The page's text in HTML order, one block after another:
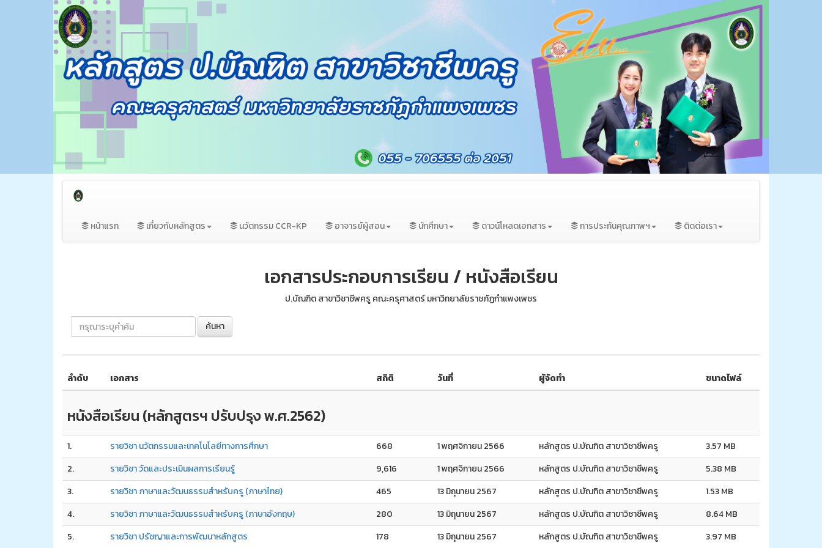
หน้าแรก เกี่ยวกับหลักสูตร นวัตกรรม CCR-KP อาจารย์ผู้สอน นักศึกษา ดาวน์โหลดเอกสาร การประกันคุณภาพฯ ติดต่อเรา
เอกสารประกอบการเรียน / หนังสือเรียน
ป.บัณฑิต สาขาวิชาชีพครู คณะครุศาสตร์ มหาวิทยาลัยราชภัฏกำแพงเพชร
ค้นหา
ลำดับ เอกสาร สถิติ วันที่ ผู้จัดทำ ขนาดไฟล์
หนังสือเรียน (หลักสูตรฯ ปรับปรุง พ.ศ.2562)
1. รายวิชา นวัตกรรมและเทคโนโลยีทางการศึกษา 668 1 พฤศจิกายน 2566 หลักสูตร ป.บัณฑิต สาขาวิชาชีพครู
3.57 MB
2.
รายวิชา วัดและประเมินผลการเรียนรู้ 9,616 1 พฤศจิกายน 2566 หลักสูตร ป.บัณฑิต สาขาวิชาชีพครู
5.38 MB
3.
รายวิชา ภาษาและวัฒนธรรมสำหรับครู (ภาษาไทย) 465 13 มิถุนายน 2567 หลักสูตร ป.บัณฑิต สาขาวิชาชีพครู
1.53 MB
4.
รายวิชา ภาษาและวัฒนธรรมสำหรับครู (ภาษาอังกฤษ) 280 13 มิถุนายน 2567 หลักสูตร ป.บัณฑิต สาขาวิชาชีพครู
8.64 MB
5.
รายวิชา ปรัชญาและการพัฒนาหลักสูตร 178 13 มิถุนายน 2567 หลักสูตร ป.บัณฑิต สาขาวิชาชีพครู 3.97 MB